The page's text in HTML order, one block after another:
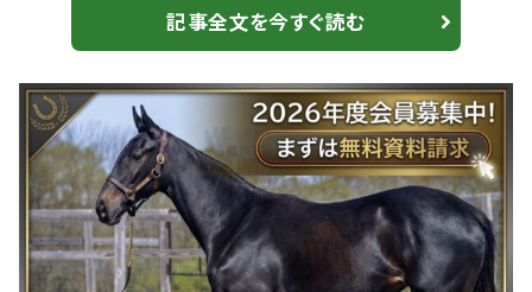
田宣長）が入った。勝ちタイムは2:36.9（良）。 【明石特
別】超良血アロンズロッド、アルマデオロは敗れる 単勝
1.8倍の支持 単勝1.8倍、C.ルメール騎乗の1番人気、
ウィクトルウェルスが断然の支持に応えた。直線では後
方から鋭く...
記事全文を今すぐ読む